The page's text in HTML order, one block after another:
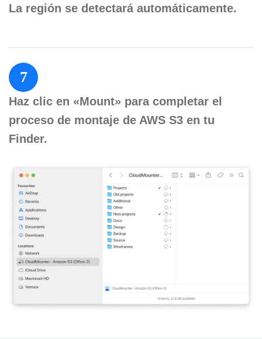
La región se detectará automáticamente.
7
Haz clic en «Mount» para completar el
proceso de montaje de AWS S3 en tu
Finder.